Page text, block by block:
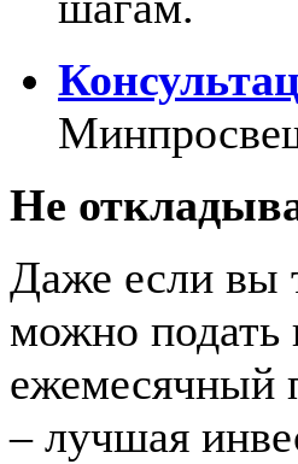
Не
Даже если вы
можно подать
ежемесячный
– лучшая